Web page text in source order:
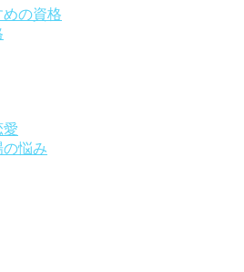
の資格
愛
の悩み